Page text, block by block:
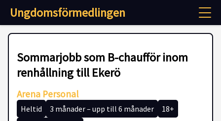
Ungdomsförmedlingen
Sommarjobb som B-chaufför inom
renhållning till Ekerö
Arena Personal
Heltid 3 månader – upp till 6 månader
18+